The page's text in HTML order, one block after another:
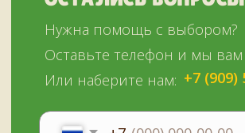
51KAZAN.RU
Сайт сделали МЫ С КОТОМ в 2023 году